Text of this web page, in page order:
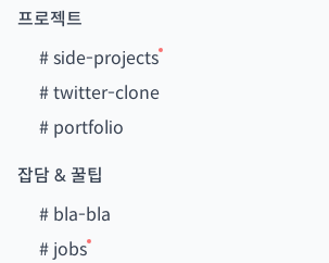
프로젝트
#side-projects
#twitter-clone
# portfolio
잡담 & 꿀팁
# bla-bla
# jobs